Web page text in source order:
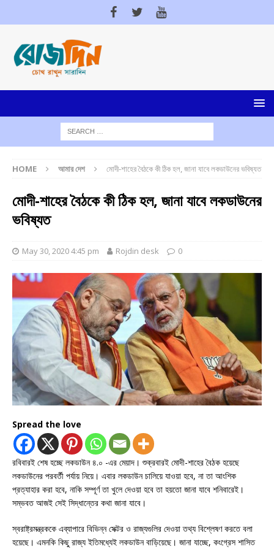
HOME আমার দেশ মোদী-শাহের বৈঠকে কী ঠিক হল, জানা যাবে লকডাউনের ভবিষ্যত
মোদী-শাহের বৈঠকে কী ঠিক হল, জানা যাবে লকডাউনের
ভবিষ্যত
May 30, 2020 4:45 pm Rojdin desk 0
Spread the love
রবিবারই শেষ হচ্ছে লকডাউন ৪.০ -এর মেয়াদ। শুক্রবারই মোদী-শাহের বৈঠক হয়েছে
লকডাউনের পরবর্তী পর্যায় নিয়ে। এবার লকডাউন চালিয়ে যাওয়া হবে, না তা আংশিক
প্রত্যাহার করা হবে, নাকি সম্পূর্ণ তা খুলে দেওয়া হবে তা হয়তো জানা যাবে শনিবারেই।
সম্ভবত আজই সেই সিদ্ধান্তের কথা জানা যাবে।
স্বরাষ্ট্রমন্ত্রককে এব্যাপারে বিভিন্ন সেক্টর ও রাজ্যগুলির দেওয়া তথ্য বিশ্লেষণ করতে বলা
হয়েছে। এমনকি কিছু রাজ্য ইতিমধ্যেই লকডাউন বাড়িয়েছে। জানা যাচ্ছে, কংগ্রেস শাসিত